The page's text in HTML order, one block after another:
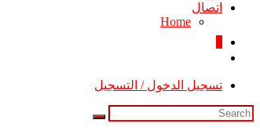
اتصال
Home
تسجيل الدخول / التسجيل